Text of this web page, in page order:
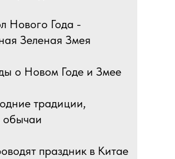
Нового Года -
Зеленая Змея
о Новом Годе и Змее
традиции,
обычаи
праздник в Китае